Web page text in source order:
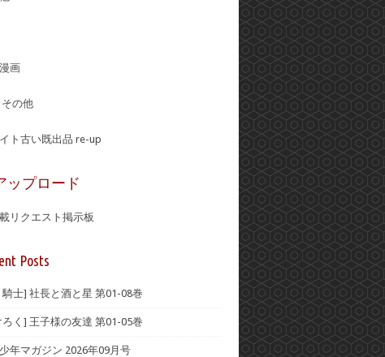
画
の他
ト古い既出品 re-up
ップロード
リクエスト掲示板
Posts
士] 社長と酒と星 第01-08巻
く] 王子様の友達 第01-05巻
年マガジン 2026年09月号